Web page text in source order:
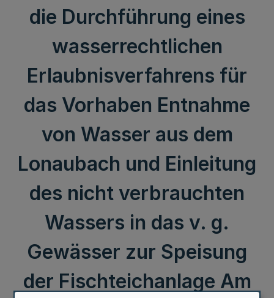
die Durchführung eines
wasserrechtlichen
Erlaubnisverfahrens für
das Vorhaben Entnahme
von Wasser aus dem
Lonaubach und Einleitung
des nicht verbrauchten
Wassers in das v. g.
Gewässer zur Speisung
der Fischteichanlage Am